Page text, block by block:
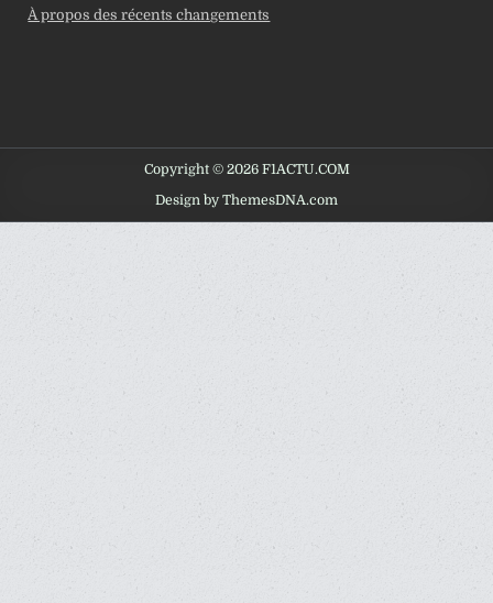
À propos des récents changements
Copyright © 2026 F1ACTU.COM
Design by ThemesDNA.com